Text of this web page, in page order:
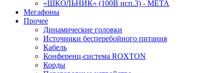
«ШКОЛЬНИК» (100В исп.3) - МЕТА
Мегафоны
Прочее
Динамические головки
Источники бесперебойного питания
Кабель
Конференц-система ROXTON
Корды